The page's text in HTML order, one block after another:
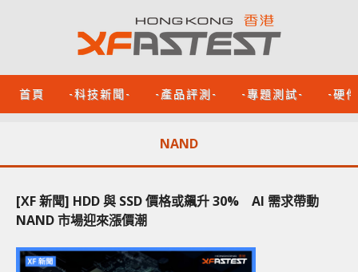
首頁 -科技新聞- -產品評測- -專題測試- -硬
NAND
[XF 新聞] HDD 與 SSD 價格或飆升 30% AI 需求帶動
NAND 市場迎來漲價潮